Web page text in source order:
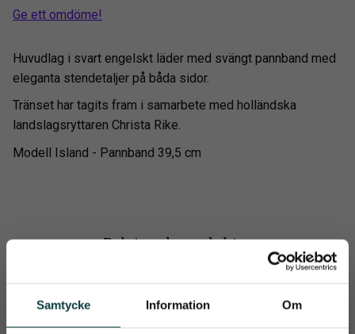
Samtycke Information Om
Ge ett omdöme!
Huvudlag i svart engelskt läder med svängt pannband med
eleganta stendetaljer på båda sidor.
Tränset har tagits fram i samarbete med holländska
landslagsryttaren Christa Rike.
Modell Island - Pannband 39,5 cm
Relaterade produkter